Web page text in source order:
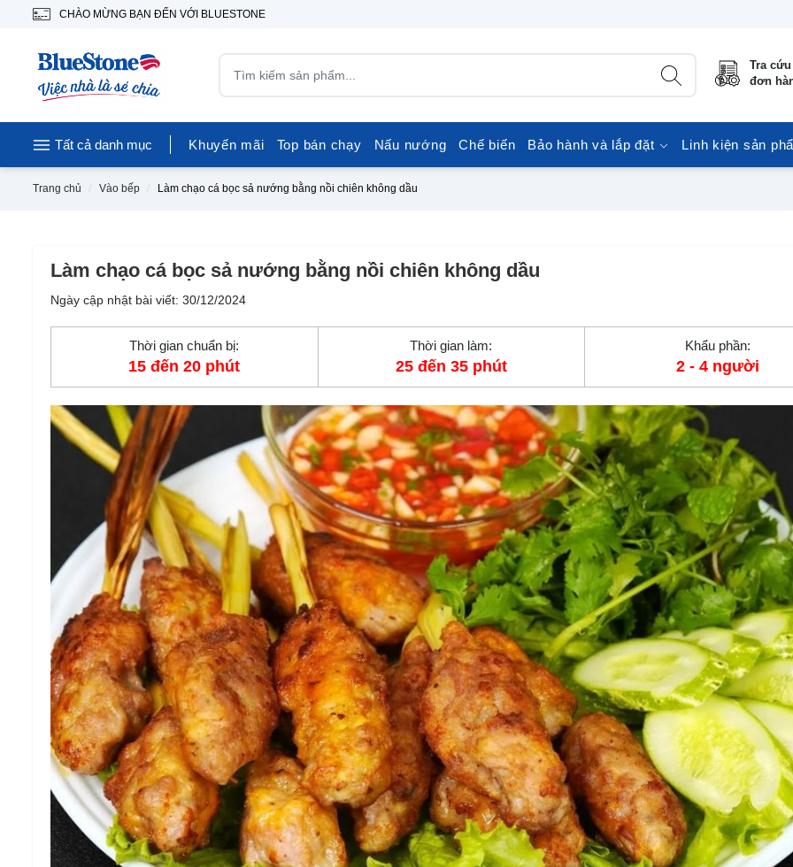
CHÀO MỪNG BẠN ĐẾN VỚI BLUESTONE
Tra cứu
đơn
Tất cả danh mục Khuyến mãi Top bán chạy Nấu nướng Chế biến Bảo hành và lắp đặt Linh kiện sản
Trang chủ Vào bếp Làm chạo cá bọc sả nướng bằng nồi chiên không dầu
Làm chạo cá bọc sả nướng bằng nồi chiên không dầu
Ngày cập nhật bài viết: 30/12/2024
Thời gian chuẩn bị:
15 đến 20 phút
Thời gian làm:
25 đến 35 phút
Khẩu phần:
2 - 4 người